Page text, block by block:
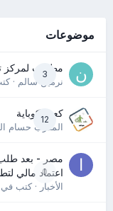
موضوعات
3
مطلوب لمركز
نرمين سالم·
12
كعب كوباية
المدرب حسام
0
مصر - بعد طلب
اعتماد مالي
الأخبار· كتب في